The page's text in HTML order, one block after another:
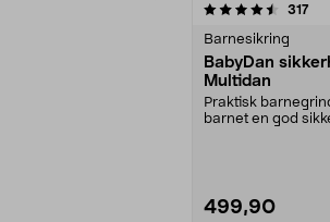
317
Barnesikring
BabyDan
Multidan
Praktisk
barnet en god
499,90
4.5 av 5